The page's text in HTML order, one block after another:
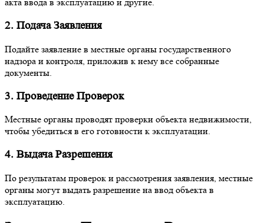
акта ввода в эксплуатацию и другие.
2. Подача Заявления
Подайте заявление в местные органы государственного
надзора и контроля, приложив к нему все собранные
документы.
3. Проведение Проверок
Местные органы проводят проверки объекта недвижимости,
чтобы убедиться в его готовности к эксплуатации.
4. Выдача Разрешения
По результатам проверок и рассмотрения заявления, местные
органы могут выдать разрешение на ввод объекта в
эксплуатацию.